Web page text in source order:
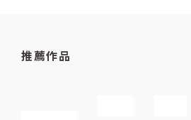
推薦作品